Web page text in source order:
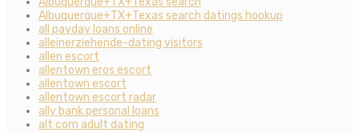
Albuquerque+TX+Texas search datings hookup
all payday loans online
alleinerziehende-dating visitors
allen escort
allentown eros escort
allentown escort
allentown escort radar
ally bank personal loans
alt com adult dating